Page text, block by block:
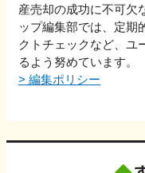
産売却の成功に不可欠
ップ編集部では、定期
クトチェックなど、ユ
るよう努めています。
> 編集ポリシー